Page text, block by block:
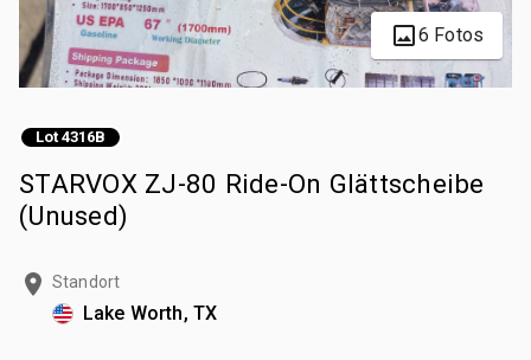
6 Fotos
Lot 4316B
STARVOX ZJ-80 Ride-On Glättscheibe
(Unused)
Standort
Lake Worth, TX